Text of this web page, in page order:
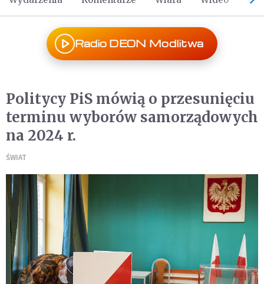
Radio DEON Modlitwa
Politycy PiS mówią o przesunięciu
terminu wyborów samorządowych
na 2024 r.
ŚWIAT